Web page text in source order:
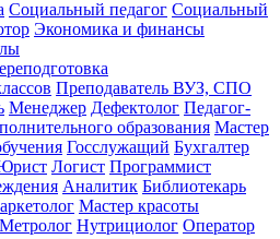
Социальный педагог Социальный
Экономика и финансы
Преподаватель ВУЗ, СПО
Менеджер Дефектолог Педагог-
образования Мастер
Госслужащий Бухгалтер
Логист Программист
Аналитик Библиотекарь
Мастер красоты
Метролог Нутрициолог Оператор